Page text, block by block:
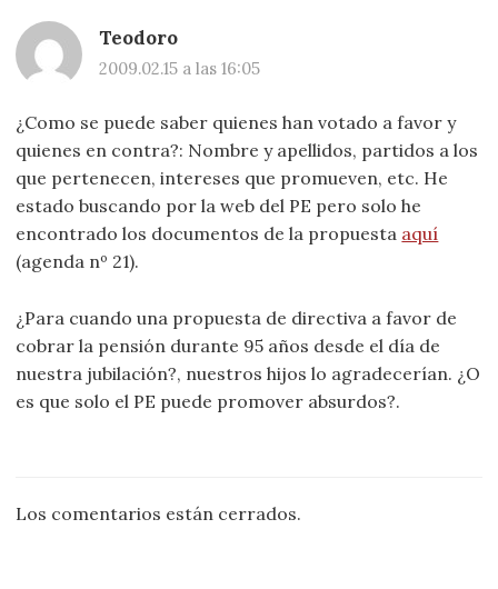
Teodoro
2009.02.15 a las 16:05
¿Como se puede saber quienes han votado a favor y
quienes en contra?: Nombre y apellidos, partidos a los
que pertenecen, intereses que promueven, etc. He
estado buscando por la web del PE pero solo he
encontrado los documentos de la propuesta aquí
(agenda nº 21).
¿Para cuando una propuesta de directiva a favor de
cobrar la pensión durante 95 años desde el día de
nuestra jubilación?, nuestros hijos lo agradecerían. ¿O
es que solo el PE puede promover absurdos?.
Los comentarios están cerrados.